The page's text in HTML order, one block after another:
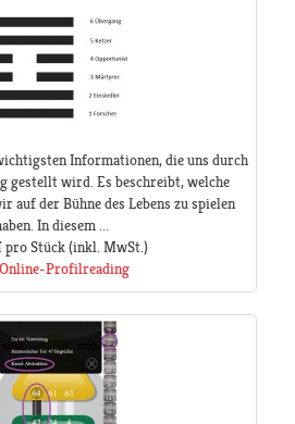
Informationen, die uns durch
gestellt wird. Es beschreibt, welche
auf der Bühne des Lebens zu spielen
In diesem ...
pro Stück(inkl. MwSt.)
Profilreading